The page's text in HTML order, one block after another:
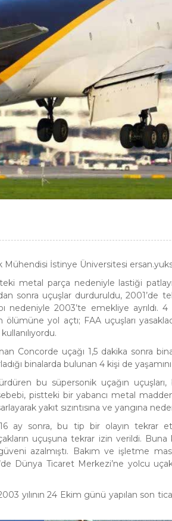
Mühendisi İstinye Üniversitesi
metal parça nedeniyle lastiği
sonra uçuşlar durduruldu, 2001’de
2003’te emekliye ayrıldı. 4
yol açtı; FAA uçuşları
Concorde uçağı 1,5 dakika sonra
binalarda bulunan 4 kişi de
bu süpersonik uçağın
pistteki bir yabancı metal
yakıt sızıntısına ve yangına
16 ay sonra, bu tip bir olayın tekrar
uçuşuna tekrar izin verildi. Buna
azalmıştı. Bakım ve işletme
Dünya Ticaret Merkezi’ne yolcu
yılının 24 Ekim günü yapılan son